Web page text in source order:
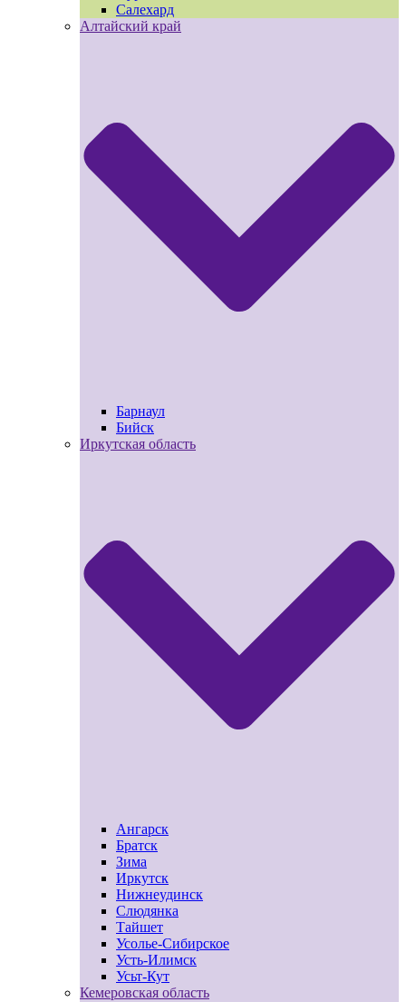
Салехард
Алтайский край
Барнаул
Бийск
Иркутская область
Ангарск
Братск
Зима
Иркутск
Нижнеудинск
Слюдянка
Тайшет
Усолье-Сибирское
Усть-Илимск
Усьт-Кут
Кемеровская область